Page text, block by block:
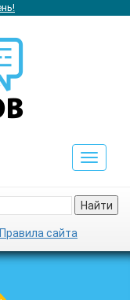
Toggle
Найти
Правила сайта